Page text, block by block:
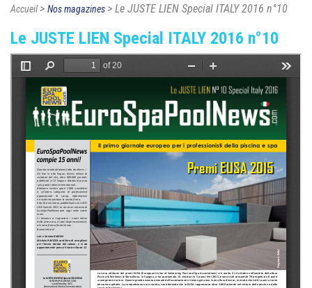
Accueil> Nos magazines> Le JUSTE LIEN Special ITALY 2016 n°10
Le JUSTE LIEN Special ITALY 2016 n°10